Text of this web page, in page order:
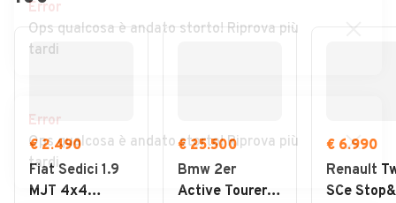
€ 2.490
Fiat Sedici 1.9
MJT 4x4
€ 25.500
Bmw 2er
Active Tourer
€ 6.990
Renault
SCe
Error
Ops qualcosa è andato storto! Riprova più
tardi
Error
Ops qualcosa è andato storto! Riprova più
tardi